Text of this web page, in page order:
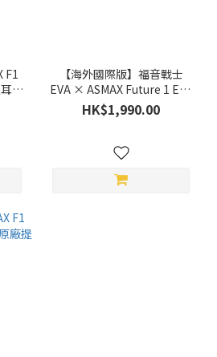
F1
機
供
【海外國際版】福音戰士
EVA × ASMAX Future 1 EVA
R 網狀Mesh頭盔耳機 (原廠
提供2年保用)
HK$1,990.00